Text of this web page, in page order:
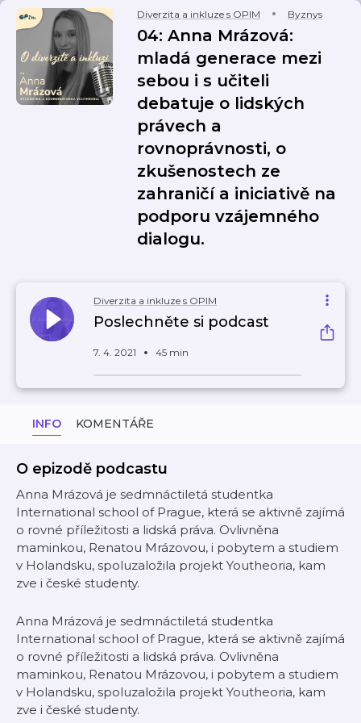
Diverzita a inkluze s OPIM Byznys
04: Anna Mrázová:
mladá generace mezi
sebou i s učiteli
debatuje o lidských
právech a
rovnoprávnosti, o
zkušenostech ze
zahraničí a iniciativě na
podporu vzájemného
dialogu.
Diverzita a inkluze s OPIM
Poslechněte si podcast
7. 4. 2021 45 min
INFO KOMENTÁŘE
O epizodě podcastu
Anna Mrázová je sedmnáctiletá studentka
International school of Prague, která se aktivně zajímá
o rovné příležitosti a lidská práva. Ovlivněna
maminkou, Renatou Mrázovou, i pobytem a studiem
v Holandsku, spoluzaložila projekt Youtheoria, kam
zve i české studenty.
Anna Mrázová je sedmnáctiletá studentka
International school of Prague, která se aktivně zajímá
o rovné příležitosti a lidská práva. Ovlivněna
maminkou, Renatou Mrázovou, i pobytem a studiem
v Holandsku, spoluzaložila projekt Youtheoria, kam
zve i české studenty.